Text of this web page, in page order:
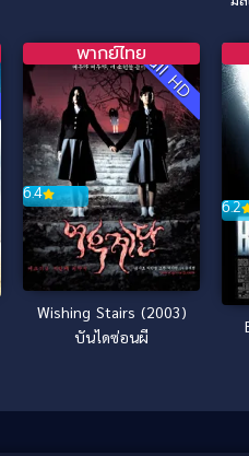
Full HD
6.4
พากย์ไทย
Wishing Stairs (2003)
บันไดซ่อนผี
6.2